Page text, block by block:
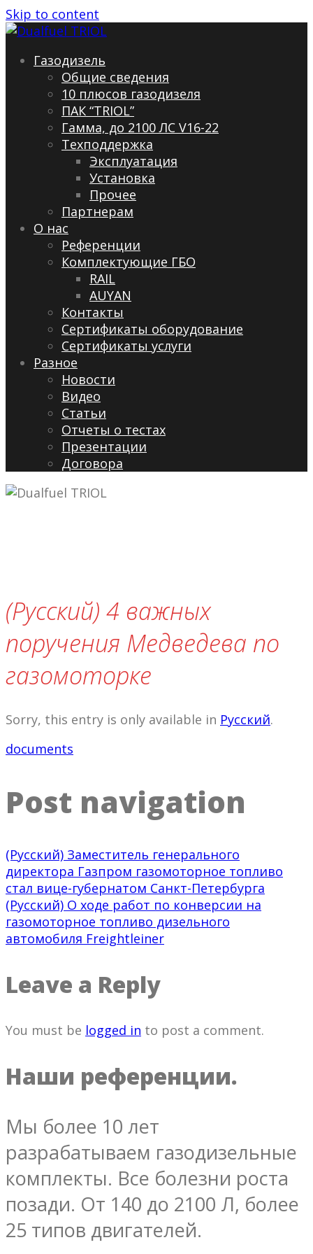
Skip to content
Газодизель
Общие сведения
10 плюсов газодизеля
ПАК “TRIOL”
Гамма, до 2100 ЛС V16-22
Техподдержка
Эксплуатация
Установка
Прочее
Партнерам
О нас
Референции
Комплектующие ГБО
RAIL
AUYAN
Контакты
Сертификаты оборудование
Сертификаты услуги
Разное
Новости
Видео
Cтатьи
Отчеты о тестах
Презентации
Договора
(Русский) 4 важных
поручения Медведева по
газомоторке
Sorry, this entry is only available in Русский.
documents
Post navigation
(Русский) Заместитель генерального
директора Газпром газомоторное топливо
стал вице-губернатом Санкт-Петербурга
(Русский) О ходе работ по конверсии на
газомоторное топливо дизельного
автомобиля Freightleiner
Leave a Reply
You must be logged in to post a comment.
Наши референции.
Мы более 10 лет
разрабатываем газодизельные
комплекты. Все болезни роста
позади. От 140 до 2100 Л, более
25 типов двигателей.